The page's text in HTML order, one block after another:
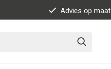
Advies op maat